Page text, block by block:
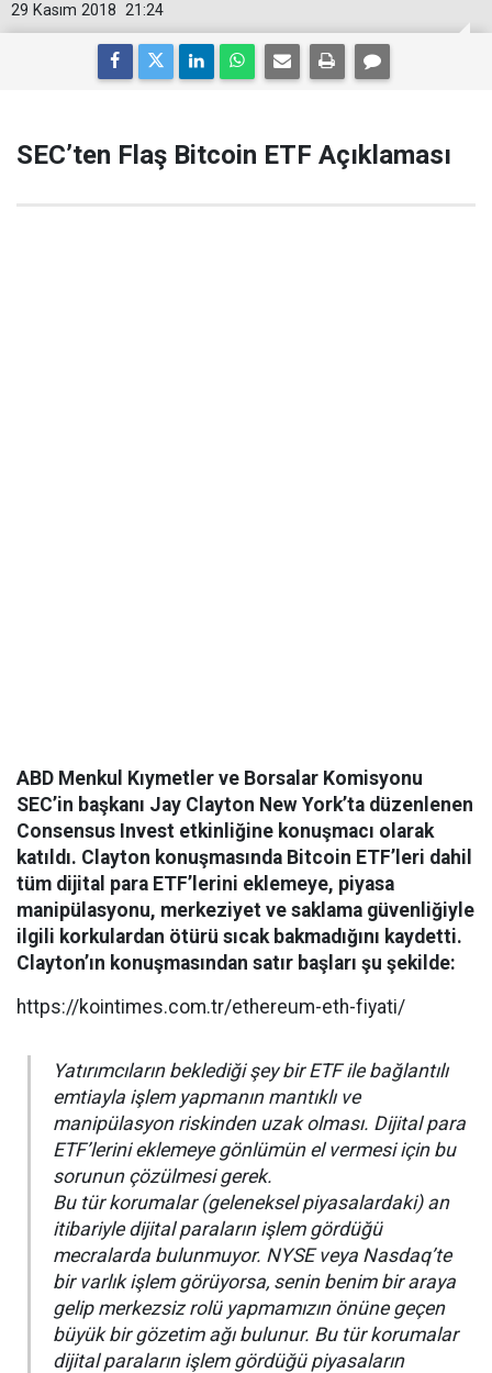
21:24
29 Kasım 2018
SEC’ten Flaş Bitcoin ETF Açıklaması
ABD Menkul Kıymetler ve Borsalar Komisyonu
SEC’in başkanı Jay Clayton New York’ta düzenlenen
Consensus Invest etkinliğine konuşmacı olarak
katıldı. Clayton konuşmasında Bitcoin ETF’leri dahil
tüm dijital para ETF’lerini eklemeye, piyasa
manipülasyonu, merkeziyet ve saklama güvenliğiyle
ilgili korkulardan ötürü sıcak bakmadığını kaydetti.
Clayton’ın konuşmasından satır başları şu şekilde:
https://kointimes.com.tr/ethereum-eth-fiyati/
Yatırımcıların beklediği şey bir ETF ile bağlantılı
emtiayla işlem yapmanın mantıklı ve
manipülasyon riskinden uzak olması. Dijital para
ETF’lerini eklemeye gönlümün el vermesi için bu
sorunun çözülmesi gerek.
Bu tür korumalar (geleneksel piyasalardaki) an
itibariyle dijital paraların işlem gördüğü
mecralarda bulunmuyor. NYSE veya Nasdaq’te
bir varlık işlem görüyorsa, senin benim bir araya
gelip merkezsiz rolü yapmamızın önüne geçen
büyük bir gözetim ağı bulunur. Bu tür korumalar
dijital paraların işlem gördüğü piyasaların